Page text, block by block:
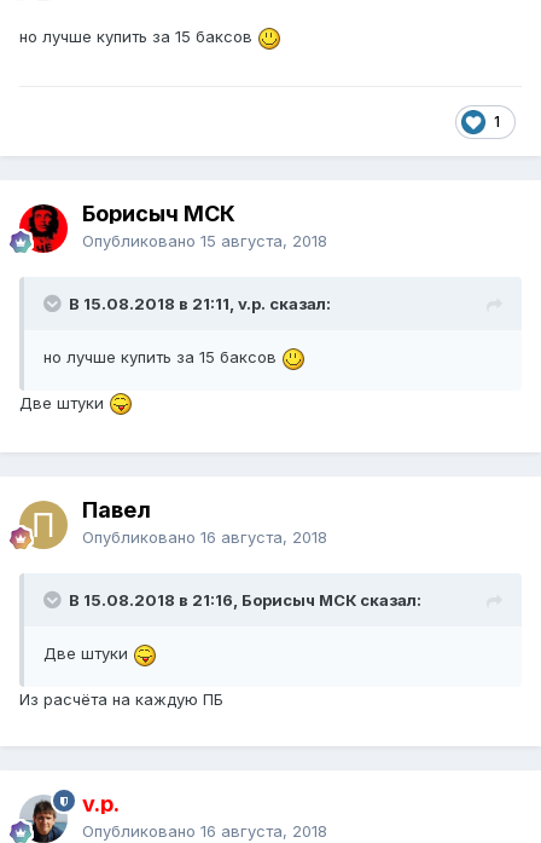
но лучше купить за 15 баксов
1
Борисыч МСК
Опубликовано 15 августа, 2018
В 15.08.2018 в 21:11, v.p. сказал:
но лучше купить за 15 баксов
Две штуки
Павел
Опубликовано 16 августа, 2018
В 15.08.2018 в 21:16, Борисыч МСК сказал:
Две штуки
Из расчёта на каждую ПБ
v.p.
Опубликовано 16 августа, 2018